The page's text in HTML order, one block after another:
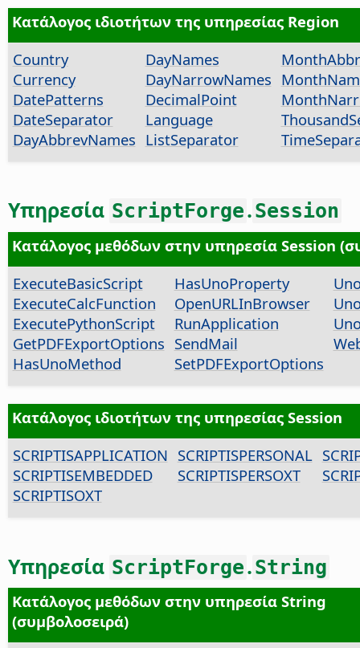
Κατάλογος ιδιοτήτων της υπηρεσίας Region
Country
Currency
DatePatterns
DateSeparator
DayAbbrevNames
DayNames
DayNarrowNames
DecimalPoint
Language
ListSeparator
Υπηρεσία ScriptForge.Session
Κατάλογος μεθόδων στην υπηρεσία Session
ExecuteBasicScript
ExecuteCalcFunction
ExecutePythonScript
GetPDFExportOptions
HasUnoMethod
HasUnoProperty
OpenURLInBrowser
RunApplication
SendMail
SetPDFExportOptions
Κατάλογος ιδιοτήτων της υπηρεσίας Session
SCRIPTISAPPLICATION
SCRIPTISEMBEDDED
SCRIPTISOXT
SCRIPTISPERSONAL
SCRIPTISPERSOXT
Υπηρεσία ScriptForge.String
Κατάλογος μεθόδων στην υπηρεσία String
(συμβολοσειρά)